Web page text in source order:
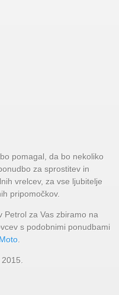
pomagal, da bo nekoliko
za sprostitev in
vrelcev, za vse ljubitelje
pripomočkov.
Petrol za Vas zbiramo na
s podobnimi ponudbami